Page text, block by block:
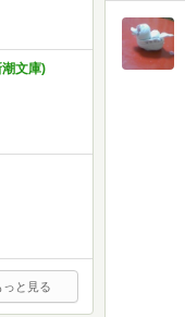
文庫)
っと見る